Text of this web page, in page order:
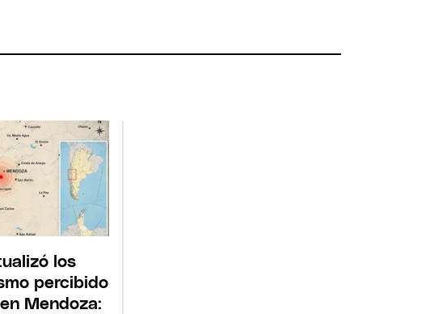
los
percibido
Mendoza: